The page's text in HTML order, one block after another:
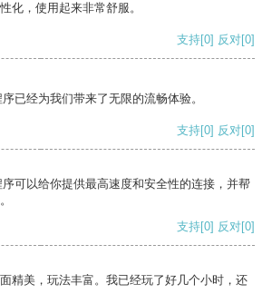
化，使用起来非常舒服。
支持[0] 反对[0]
已经为我们带来了无限的流畅体验。
支持[0] 反对[0]
可以给你提供最高速度和安全性的连接，并帮
支持[0] 反对[0]
精美，玩法丰富。我已经玩了好几个小时，还